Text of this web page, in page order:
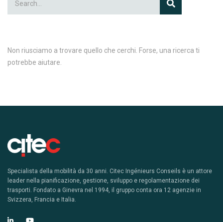
Non riusciamo a trovare quello che cerchi. Forse, una ricerca ti
potrebbe aiutare.
Specialista della mobilità da 30 anni. Citec Ingénieurs Conseils è un attore
leader nella pianificazione, gestione, sviluppo e regolamentazione dei
trasporti. Fondato a Ginevra nel 1994, il gruppo conta ora 12 agenzie in
Svizzera, Francia e Italia.